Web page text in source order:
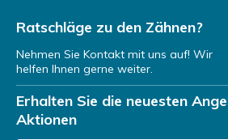
Ratschläge zu den Zähnen?
Nehmen Sie Kontakt mit uns auf! Wir
helfen Ihnen gerne weiter.
Erhalten Sie die neuesten
Aktionen